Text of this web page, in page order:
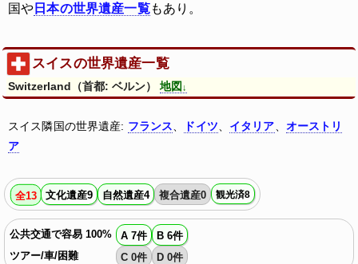
国や 日本の世界遺産一覧もあり。
スイスの世界遺産一覧
Switzerland（首都: ベルン） 地図
スイス隣国の世界遺産: フランス ドイツ イタリア
オーストリ
ア
全13 文化遺産9 自然遺産4 複合遺産0 観光済8
公共交通で容易 100% A 7件
B 6件
ツアー/車/困難
C 0件 D 0件